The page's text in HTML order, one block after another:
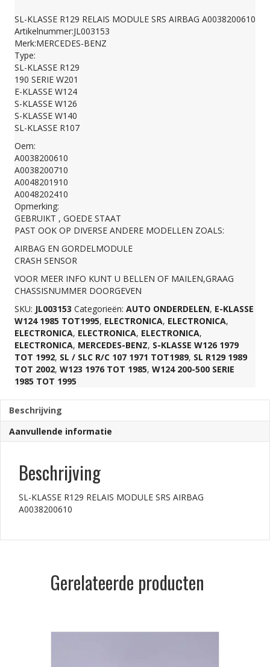
R129
RELAIS
MODULE
SRS
AIRBAG
A0038200610
aantal
SL-KLASSE R129 RELAIS MODULE SRS AIRBAG A0038200610
Artikelnummer:JL003153
Merk:MERCEDES-BENZ
Type:
SL-KLASSE R129
190 SERIE W201
E-KLASSE W124
S-KLASSE W126
S-KLASSE W140
SL-KLASSE R107
Oem:
A0038200610
A0038200710
A0048201910
A0048202410
Opmerking:
GEBRUIKT , GOEDE STAAT
PAST OOK OP DIVERSE ANDERE MODELLEN ZOALS:
AIRBAG EN GORDELMODULE
CRASH SENSOR
VOOR MEER INFO KUNT U BELLEN OF MAILEN,GRAAG
CHASSISNUMMER DOORGEVEN
SKU: JL003153 Categorieën: AUTO ONDERDELEN, E-KLASSE
W124 1985 TOT1995, ELECTRONICA, ELECTRONICA,
ELECTRONICA, ELECTRONICA, ELECTRONICA,
ELECTRONICA, MERCEDES-BENZ, S-KLASSE W126 1979
TOT 1992, SL / SLC R/C 107 1971 TOT1989, SL R129 1989
TOT 2002, W123 1976 TOT 1985, W124 200-500 SERIE
1985 TOT 1995
Beschrijving
Aanvullende informatie
Beschrijving
SL-KLASSE R129 RELAIS MODULE SRS AIRBAG
A0038200610
Gerelateerde producten